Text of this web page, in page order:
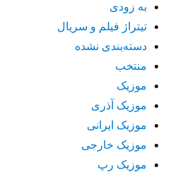
به زودی
تیتراژ فیلم و سریال
دسته‌بندی نشده
منتخب
موزیک
موزیک آذری
موزیک ایرانی
موزیک خارجی
موزیک رپ